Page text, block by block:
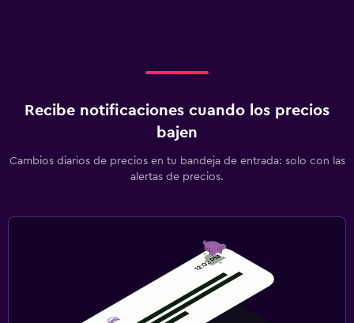
Recibe notificaciones cuando los precios
bajen
Cambios diarios de precios en tu bandeja de entrada: solo con las
alertas de precios.